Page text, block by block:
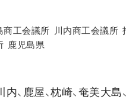
商工会議所 川内商工会議所
鹿児島県
鹿屋、枕崎、奄美大島